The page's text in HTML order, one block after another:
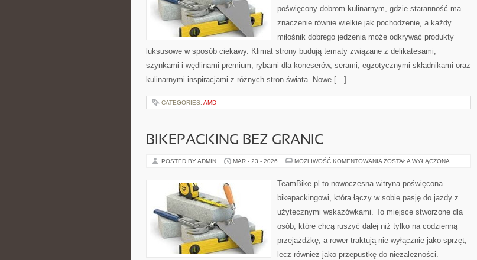
poświęcony dobrom kulinarnym, gdzie staranność ma
znaczenie równie wielkie jak pochodzenie, a każdy
miłośnik dobrego jedzenia może odkrywać produkty
luksusowe w sposób ciekawy. Klimat strony budują tematy związane z delikatesami,
szynkami i wędlinami premium, rybami dla koneserów, serami, egzotycznymi składnikami oraz
kulinarnymi inspiracjami z różnych stron świata. Nowe […]
CATEGORIES: AMD
BIKEPACKING BEZ GRANIC
POSTED BY ADMIN MAR - 23 - 2026 MOŻLIWOŚĆ KOMENTOWANIA BIKEPACKING
ZOSTAŁA WYŁĄCZONA
TeamBike.pl to nowoczesna witryna poświęcona
bikepackingowi, która łączy w sobie pasję do jazdy z
użytecznymi wskazówkami. To miejsce stworzone dla
osób, które chcą ruszyć dalej niż tylko na codzienną
przejażdżkę, a rower traktują nie wyłącznie jako sprzęt,
lecz również jako przepustkę do niezależności.